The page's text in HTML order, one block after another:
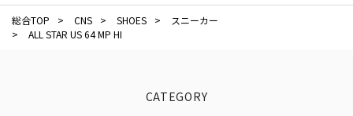
総合TOP > CNS > SHOES >
スニーカー
>
ALL STAR US 64 MP HI
CATEGORY